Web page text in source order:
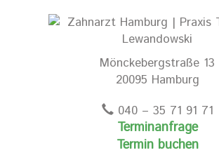
Mönckebergstraße 13
20095 Hamburg
040 – 35 71 91 71
Terminanfrage
Termin buchen